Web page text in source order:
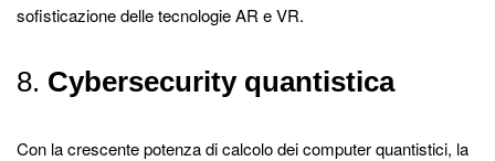
sofisticazione delle tecnologie AR e VR.
8. Cybersecurity quantistica
Con la crescente potenza di calcolo dei computer quantistici, la